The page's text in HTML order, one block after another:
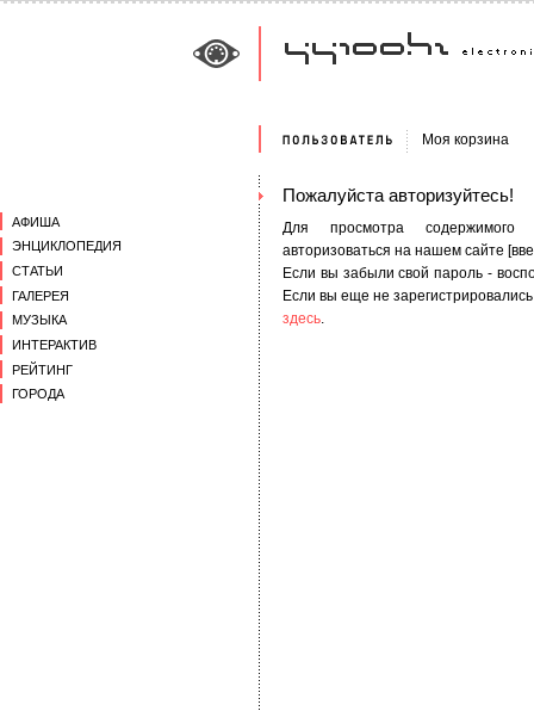
АФИША
ЭНЦИКЛОПЕДИЯ
СТАТЬИ
ГАЛЕРЕЯ
МУЗЫКА
ИНТЕРАКТИВ
РЕЙТИНГ
ГОРОДА
Моя корзина
Пожалуйста авторизуйтесь!
Для просмотра
авторизоваться на нашем сайте
Если вы забыли свой пароль -
Если вы еще не
здесь.